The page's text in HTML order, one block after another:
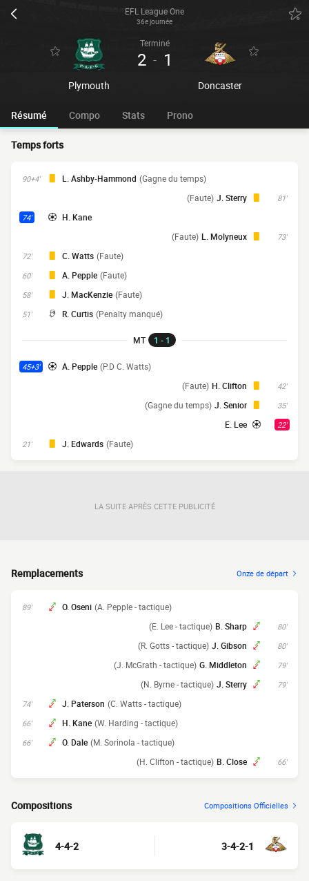
EFL League One
36e journée
Plymouth
Terminé
2 - 1
Doncaster
Résumé Compo Stats Prono
Temps forts
90+4' L. Ashby-Hammond (Gagne du temps)
81'
J. Sterry
(Faute)
74' H. Kane
73'
L. Molyneux
(Faute)
72' C. Watts (Faute)
60' A. Pepple (Faute)
58' J. MacKenzie (Faute)
51' R. Curtis (Penalty manqué)
MT 1 - 1
45+3' A. Pepple (P.D C. Watts)
42'
H. Clifton
(Faute)
35'
J. Senior
(Gagne du temps)
22'
E. Lee
21' J. Edwards (Faute)
LA SUITE APRÈS CETTE PUBLICITÉ
Remplacements Onze de départ
89' O. Oseni (A. Pepple - tactique)
80'
B. Sharp
(E. Lee - tactique)
80'
J. Gibson
(R. Gotts - tactique)
79'
G. Middleton
(J. McGrath - tactique)
79'
J. Sterry
(N. Byrne - tactique)
74' J. Paterson (C. Watts - tactique)
66' H. Kane (W. Harding - tactique)
66' O. Dale (M. Sorinola - tactique)
66'
B. Close
(H. Clifton - tactique)
Compositions Compositions Officielles
4-4-2 3-4-2-1